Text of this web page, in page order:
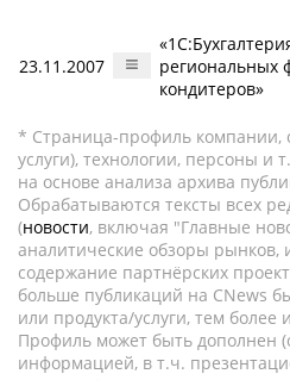
23.11.2007
региональных
кондитеров»
* Страница-профиль компании,
услуги), технологии, персоны и
на основе анализа архива
Обрабатываются тексты всех
(новости, включая "Главные
аналитические обзоры рынков,
содержание партнёрских
больше публикаций на CNews
или продукта/услуги, тем
Профиль может быть дополнен
информацией, в т.ч.